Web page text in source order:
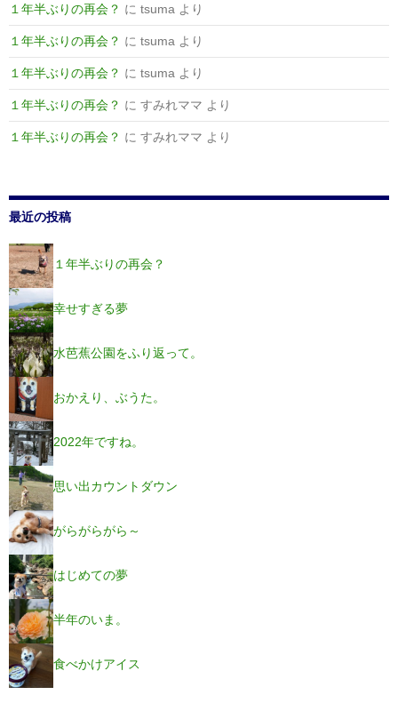
１年半ぶりの再会？ に tsuma より
１年半ぶりの再会？ に tsuma より
１年半ぶりの再会？ に tsuma より
１年半ぶりの再会？ に すみれママ より
１年半ぶりの再会？ に すみれママ より
最近の投稿
１年半ぶりの再会？
幸せすぎる夢
水芭蕉公園をふり返って。
おかえり、ぶうた。
2022年ですね。
思い出カウントダウン
がらがらがら～
はじめての夢
半年のいま。
食べかけアイス